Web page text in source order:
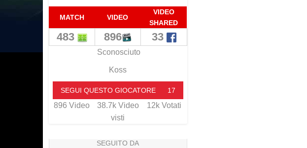
MATCH VIDEO
VIDEO
SHARED
483 896 33
Sconosciuto
Koss
SEGUI QUESTO GIOCATORE 17
896 Video 38.7k Video
visti
12k Votati
SEGUITO DA